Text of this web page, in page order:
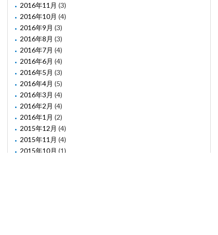
2016年11月 (3)
2016年10月 (4)
2016年9月 (3)
2016年8月 (3)
2016年7月 (4)
2016年6月 (4)
2016年5月 (3)
2016年4月 (5)
2016年3月 (4)
2016年2月 (4)
2016年1月 (2)
2015年12月 (4)
2015年11月 (4)
2015年10月 (1)